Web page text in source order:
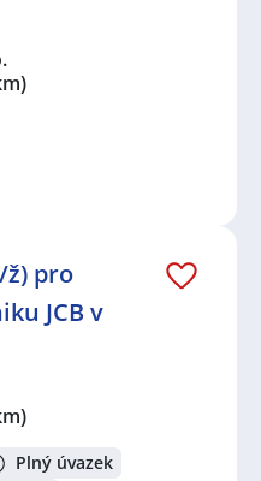
pro
JCB v
Plný úvazek